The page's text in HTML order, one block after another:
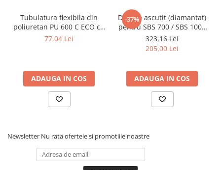
Masini electrice de filetat
Exhaustor pentru aschii metal
Instalatii de spalare a pieselor
Accesorii prelucrare metal
Universale de strung si accesorii
Falci pentru 4 bacuri PS4/ PO4
Fălcile pentru 3-bacuri DK11
Tubulatura flexibila din
poliuretan PU 600 C ECO cu
insertie metalica diametru
77,04 Lei
ADAUGA IN COS
-37%
Disc de ascutit (diamantat)
pentru SBS 700 / SBS 1000
cu prindere disc de 13 mm
323,16 Lei
205,00 Lei
ADAUGA IN COS
Newsletter Nu rata ofertele si promotiile noastre